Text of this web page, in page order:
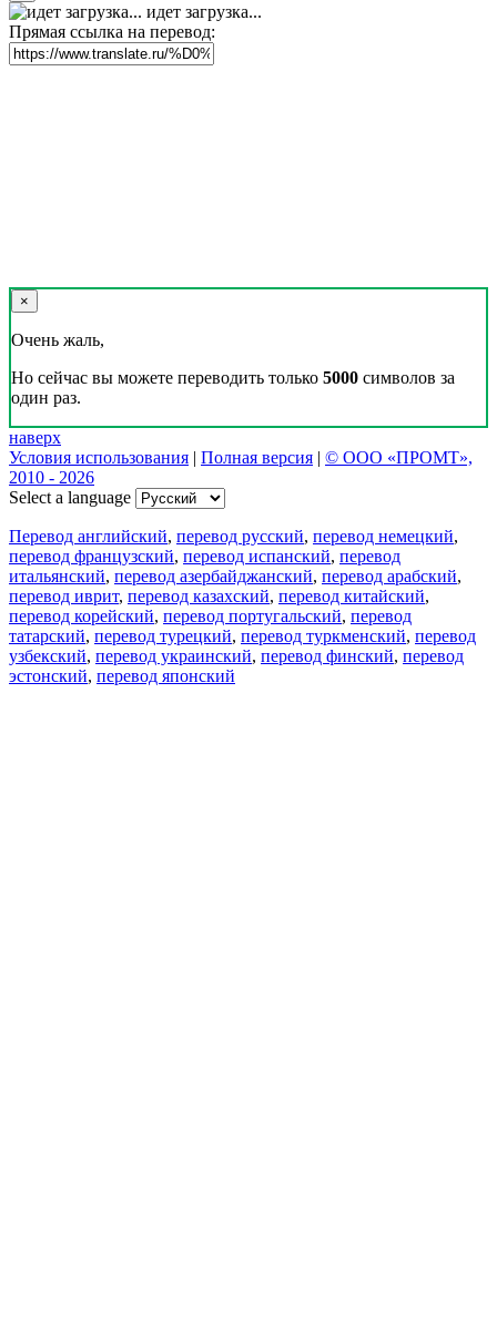
идет загрузка...
Прямая ссылка на перевод:
×
Очень жаль,
Но сейчас вы можете переводить только 5000 символов за
один раз.
наверх
Условия использования | Полная версия | © ООО «ПРОМТ»,
2010 - 2026
Select a language
Перевод английский, перевод русский, перевод немецкий,
перевод французский, перевод испанский, перевод
итальянский, перевод азербайджанский, перевод арабский,
перевод иврит, перевод казахский, перевод китайский,
перевод корейский, перевод португальский, перевод
татарский, перевод турецкий, перевод туркменский, перевод
узбекский, перевод украинский, перевод финский, перевод
эстонский, перевод японский